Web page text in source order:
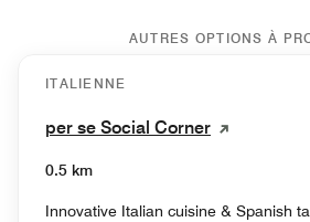
AUTRES OPTIONS À
ITALIENNE
per se Social Corner
0.5 km
Innovative Italian cuisine & Spanish